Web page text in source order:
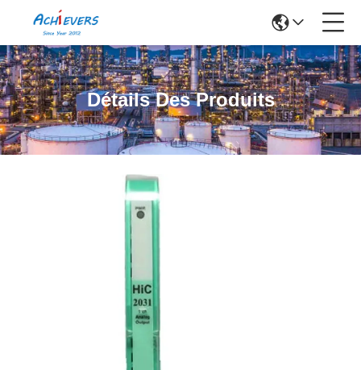
Détails Des Produits